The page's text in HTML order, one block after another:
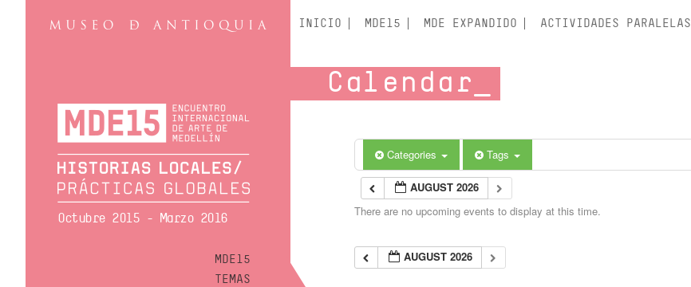
Octubre 2015 - Marzo 2016
MDE15
TEMAS
INICIO MDE15 MDE EXPANDIDO ACTIVIDADES PARALELAS
Calendar
Categories Tags
AUGUST 2026
There are no upcoming events to display at this time.
AUGUST 2026